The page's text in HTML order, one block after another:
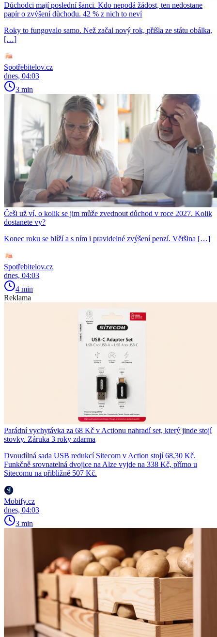
Důchodci mají poslední šanci. Kdo nepodá žádost, ten nedostane
papír o zvýšení důchodu. 42 % z nich to neví
Roky to fungovalo samo. Než začal nový rok, přišla ze státu obálka,
[…]
Spotřebitelov.cz
dnes, 04:03
3 min
Češi už ví, o kolik se jim může zvednout důchod v roce 2027. Kolik
dostanete vy?
Konec roku se blíží a s ním i pravidelné zvýšení penzí. Většina […]
Spotřebitelov.cz
dnes, 04:03
4 min
Reklama
Parádní vychytávka za 68 Kč v Actionu nahradí set, který jinde stojí
stovky. Záruka 3 roky zdarma
Dvoudílná sada USB redukcí Sitecom v Action stojí 68,30 Kč.
Funkčně srovnatelná dvojice na Alze vyjde na 338 Kč, přímo u
Sitecomu na přibližně 507 Kč.
Mobify.cz
dnes, 04:03
3 min